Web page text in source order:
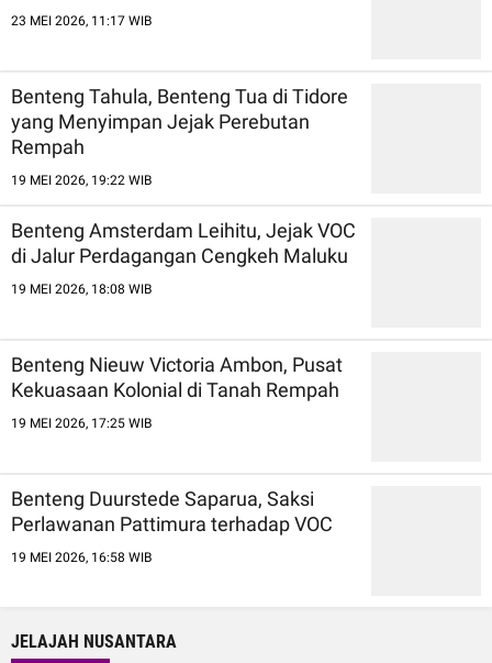
23 MEI 2026, 11:17 WIB
Benteng Tahula, Benteng Tua di Tidore
yang Menyimpan Jejak Perebutan
Rempah
19 MEI 2026, 19:22 WIB
Benteng Amsterdam Leihitu, Jejak VOC
di Jalur Perdagangan Cengkeh Maluku
19 MEI 2026, 18:08 WIB
Benteng Nieuw Victoria Ambon, Pusat
Kekuasaan Kolonial di Tanah Rempah
19 MEI 2026, 17:25 WIB
Benteng Duurstede Saparua, Saksi
Perlawanan Pattimura terhadap VOC
19 MEI 2026, 16:58 WIB
JELAJAH NUSANTARA